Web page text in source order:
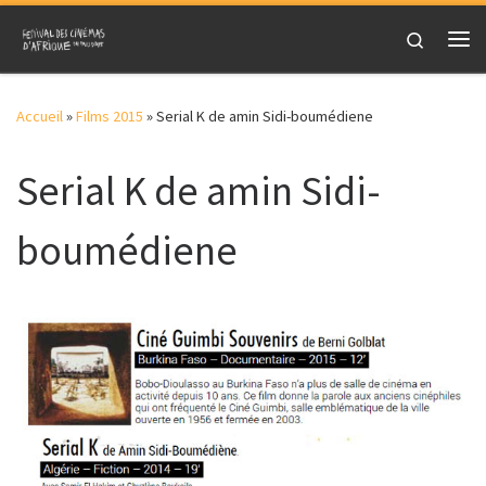
Skip to content
Search
Accueil»Films 2015 »Serial K de amin Sidi-boumédiene
Serial K de amin Sidi-
boumédiene